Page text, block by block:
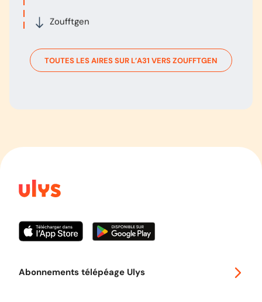
Zoufftgen
TOUTES LES AIRES SUR L’A31 VERSZOUFFTGEN
Abonnements télépéage Ulys